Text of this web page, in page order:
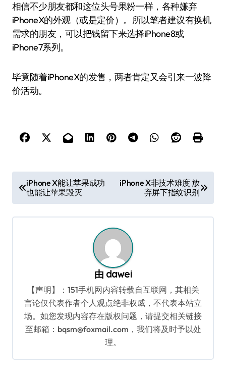
相信不少朋友都和这位头号果粉一样，各种嫌弃
iPhoneX的外观（或是定价）。所以笔者建议有换机
需求的朋友，可以把钱留下来选择iPhone8或
iPhone7系列。
毕竟随着iPhoneX的发售，两者肯定又会引来一波降
价活动。
章
导
iPhone X能让苹果成功
也能让苹果毁灭
iPhone X非技术难度 放
弃屏下指纹识别
由 dawei
【声明】：151手机网内容转载自互联网，其相关
言论仅代表作者个人观点绝非权威，不代表本站立
场。如您发现内容存在版权问题，请提交相关链接
至邮箱：bqsm@foxmail.com，我们将及时予以处
理。